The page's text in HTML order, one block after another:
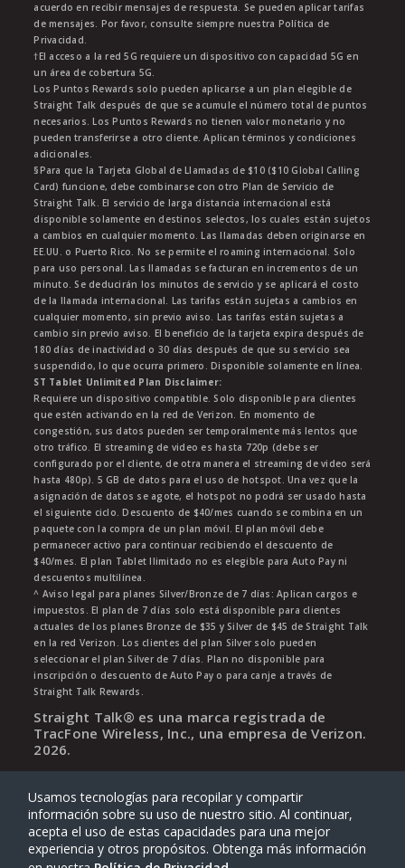
acuerdo en recibir mensajes de respuesta. Se pueden aplicar tarifas
de mensajes. Por favor, consulte siempre nuestra Política de
Privacidad.
†El acceso a la red 5G requiere un dispositivo con capacidad 5G en
un área de cobertura 5G.
Los Puntos Rewards solo pueden aplicarse a un plan elegible de
Straight Talk después de que se acumule el número total de puntos
necesarios. Los Puntos Rewards no tienen valor monetario y no
pueden transferirse a otro cliente. Aplican términos y condiciones
adicionales.
§Para que la Tarjeta Global de Llamadas de $10 ($10 Global Calling
Card) funcione, debe combinarse con otro Plan de Servicio de
Straight Talk. El servicio de larga distancia internacional está
disponible solamente en destinos selectos, los cuales están sujetos
a cambios en cualquier momento. Las llamadas deben originarse en
EE.UU. o Puerto Rico. No se permite el roaming internacional. Solo
para uso personal. Las llamadas se facturan en incrementos de un
minuto. Se deducirán los minutos de servicio y se aplicará el costo
de la llamada internacional. Las tarifas están sujetas a cambios en
cualquier momento, sin previo aviso. Las tarifas están sujetas a
cambio sin previo aviso. El beneficio de la tarjeta expira después de
180 días de inactividad o 30 días después de que su servicio sea
suspendido, lo que ocurra primero. Disponible solamente en línea.
ST Tablet Unlimited Plan Disclaimer:
Requiere un dispositivo compatible. Solo disponible para clientes
que estén activando en la red de Verizon. En momento de
congestión, sus datos pueden ser temporalmente más lentos que
otro tráfico. El streaming de video es hasta 720p (debe ser
configurado por el cliente, de otra manera el streaming de video será
hasta 480p). 5 GB de datos para el uso de hotspot. Una vez que la
asignación de datos se agote, el hotspot no podrá ser usado hasta
el siguiente ciclo. Descuento de $40/mes cuando se combina en un
paquete con la compra de un plan móvil. El plan móvil debe
permanecer activo para continuar recibiendo el descuento de
$40/mes. El plan Tablet Ilimitado no es elegible para Auto Pay ni
descuentos multilínea.
^ Aviso legal para planes Silver/Bronze de 7 días: Aplican cargos e
impuestos. El plan de 7 días solo está disponible para clientes
actuales de los planes Bronze de $35 y Silver de $45 de Straight Talk
en la red Verizon. Los clientes del plan Silver solo pueden
seleccionar el plan Silver de 7 días. Plan no disponible para
inscripción o descuento de Auto Pay o para canje a través de
Straight Talk Rewards.
Straight Talk® es una marca registrada de
TracFone Wireless, Inc., una empresa de Verizon.
2026.
Usamos tecnologías para recopilar y compartir
información sobre su uso de nuestro sitio. Al continuar,
acepta el uso de estas capacidades para una mejor
experiencia y otros propósitos. Obtenga más información